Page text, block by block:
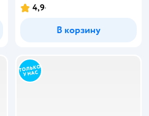
4,9
В корзину